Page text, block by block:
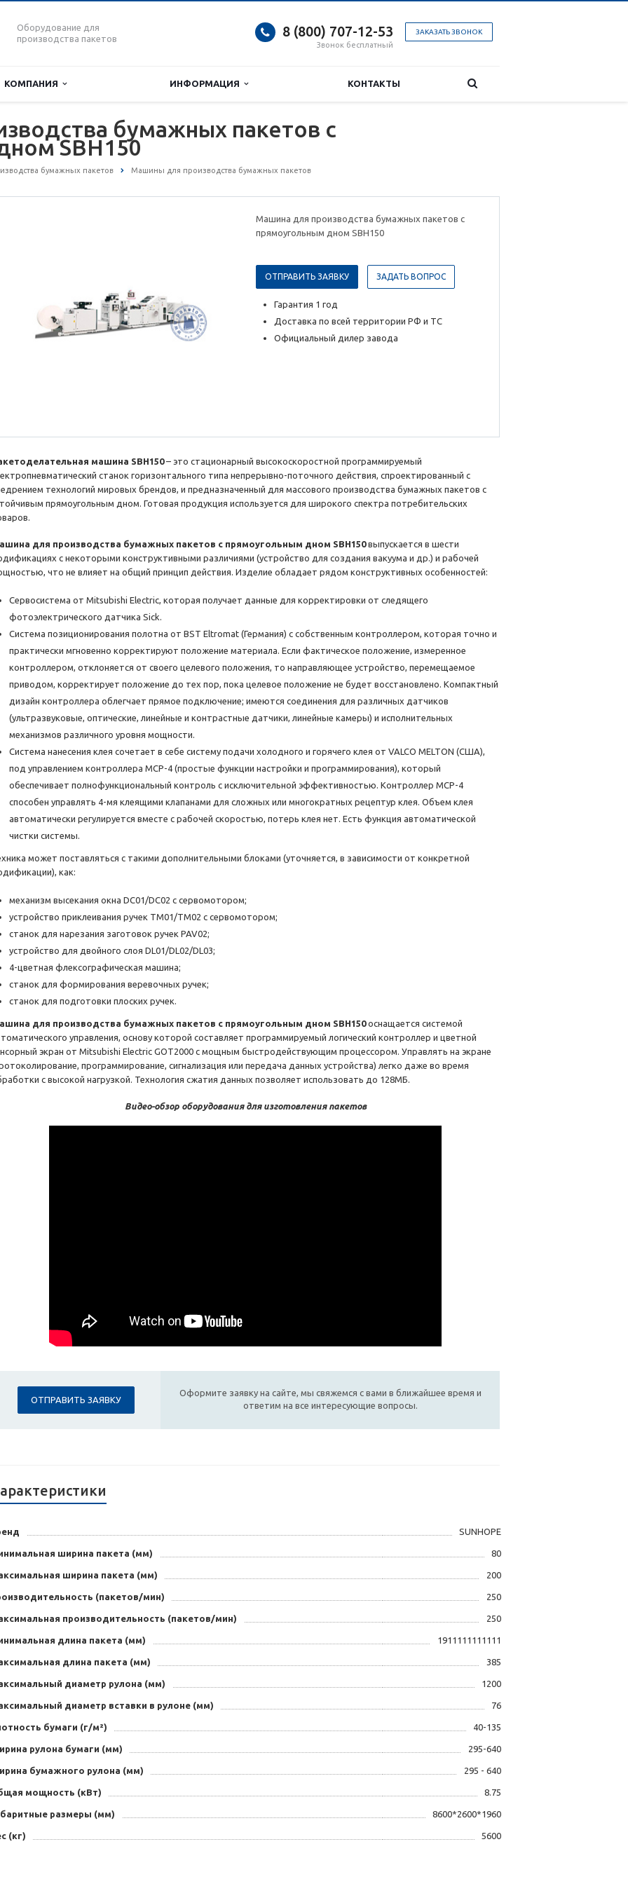
Оборудование для
производства пакетов
ЗАКАЗАТЬ ЗВОНОК
8 (800) 707-12-53
Звонок бесплатный
КОМПАНИЯ ИНФОРМАЦИЯ КОНТАКТЫ
бумажных пакетов с
SBH150
бумажных пакетов Машины для производства бумажных пакетов
Машина для производства бумажных пакетов с
прямоугольным дном SBH150
ОТПРАВИТЬ ЗАЯВКУ ЗАДАТЬ ВОПРОС
Гарантия 1 год
Доставка по всей территории РФ и ТС
Официальный дилер завода
машина SBH150– это стационарный высокоскоростной программируемый
станок горизонтального типа непрерывно-поточного действия, спроектированный с
технологий мировых брендов, и предназначенный для массового производства бумажных пакетов с
прямоугольным дном. Готовая продукция используется для широкого спектра потребительских
для производства бумажных пакетов с прямоугольным дном SBH150выпускается в шести
с некоторыми конструктивными различиями (устройство для создания вакуума и др.) и рабочей
что не влияет на общий принцип действия. Изделие обладает рядом конструктивных особенностей:
Сервосистема от Mitsubishi Electric, которая получает данные для корректировки от следящего
фотоэлектрического датчика Sick.
Система позиционирования полотна от BST Eltromat (Германия) с собственным контроллером, которая точно и
практически мгновенно корректируют положение материала. Если фактическое положение, измеренное
контроллером, отклоняется от своего целевого положения, то направляющее устройство, перемещаемое
приводом, корректирует положение до тех пор, пока целевое положение не будет восстановлено. Компактный
дизайн контроллера облегчает прямое подключение; имеются соединения для различных датчиков
(ультразвуковые, оптические, линейные и контрастные датчики, линейные камеры) и исполнительных
механизмов различного уровня мощности.
Система нанесения клея сочетает в себе систему подачи холодного и горячего клея от VALCO MELTON (США),
под управлением контроллера MCP-4 (простые функции настройки и программирования), который
обеспечивает полнофункциональный контроль с исключительной эффективностью. Контроллер MCP-4
способен управлять 4-мя клеящими клапанами для сложных или многократных рецептур клея. Объем клея
автоматически регулируется вместе с рабочей скоростью, потерь клея нет. Есть функция автоматической
чистки системы.
может поставляться с такими дополнительными блоками (уточняется, в зависимости от конкретной
как:
механизм высекания окна DC01/DC02 с сервомотором;
устройство приклеивания ручек TM01/TM02 с сервомотором;
станок для нарезания заготовок ручек PAV02;
устройство для двойного слоя DL01/DL02/DL03;
4-цветная флексографическая машина;
станок для формирования веревочных ручек;
станок для подготовки плоских ручек.
для производства бумажных пакетов с прямоугольным дном SBH150оснащается системой
управления, основу которой составляет программируемый логический контроллер и цветной
экран от Mitsubishi Electric GOT2000 с мощным быстродействующим процессором. Управлять на экране
программирование, сигнализация или передача данных устройства) легко даже во время
с высокой нагрузкой. Технология сжатия данных позволяет использовать до 128МБ.
Видео-обзор оборудования для изготовления пакетов
ОТПРАВИТЬ ЗАЯВКУ
Оформите заявку на сайте, мы свяжемся с вами в ближайшее время и
ответим на все интересующие вопросы.
SUNHOPE
ширина пакета (мм) 80
ширина пакета (мм) 200
(пакетов/мин) 250
производительность (пакетов/мин) 250
длина пакета (мм) 1911111111111
длина пакета (мм) 385
диаметр рулона (мм) 1200
диаметр вставки в рулоне (мм) 76
бумаги (г/м²) 40-135
рулона бумаги (мм) 295-640
бумажного рулона (мм) 295 - 640
мощность (кВт) 8.75
размеры (мм) 8600*2600*1960
(кг) 5600